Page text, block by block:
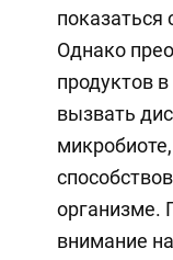
Однако
продуктов
вызвать
организме.
внимание